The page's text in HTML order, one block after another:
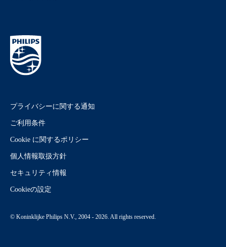
プライバシーに関する通知
ご利用条件
Cookie に関するポリシー
個人情報取扱方針
セキュリティ情報
Cookieの設定
© Koninklijke Philips N.V., 2004 - 2026. All rights reserved.